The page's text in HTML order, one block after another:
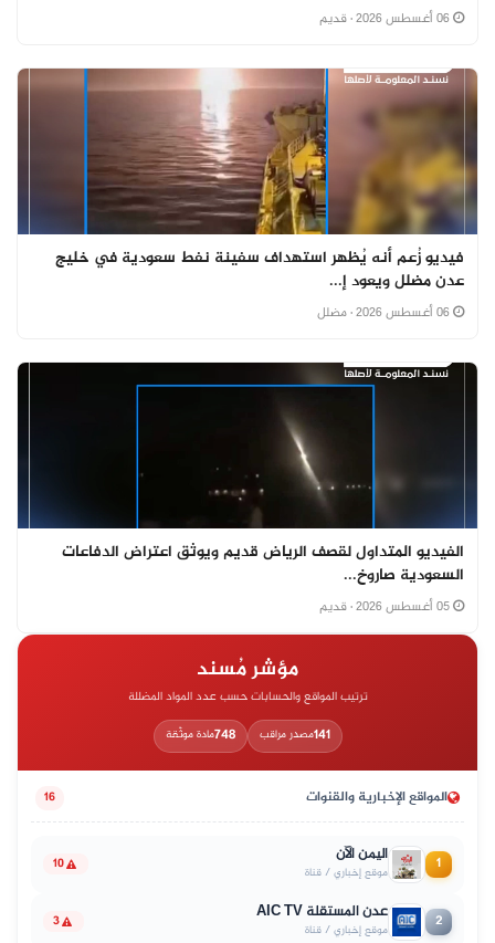
· قديم
فيديو زُعم أنه يُظهر استهداف سفينة نفط سعودية في خليج
عدن مضلل ويعود إ...
· مضلل
الفيديو المتداول لقصف الرياض قديم ويوثق اعتراض الدفاعات
السعودية صاروخ...
· قديم
مؤشر مُسند
ترتيب المواقع والحسابات حسب عدد المواد المضللة
141مصدر مراقب 748مادة موثّقة
المواقع الإخبارية والقنوات 16
1 اليمن الآن
موقع إخباري / قناة 10
2 عدن المستقلة AIC TV
موقع إخباري / قناة 3